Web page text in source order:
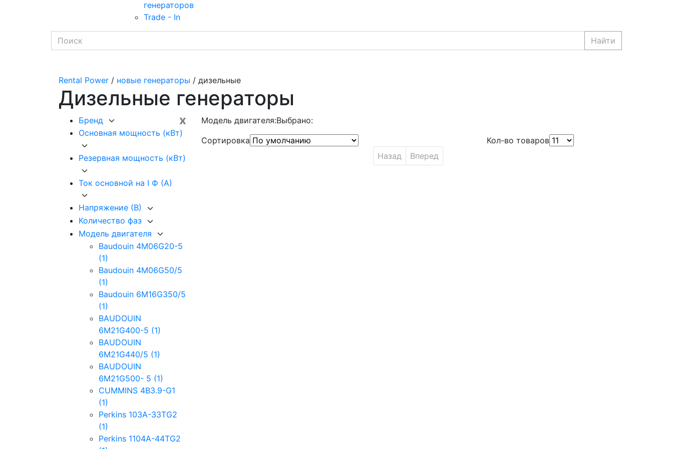
генераторов
Trade - In
Найти
Rental Power / новые генераторы / дизельные
Дизельные генераторы
x
Бренд
Основная мощность (кВт)
Резервная мощность (кВт)
Ток основной на I Ф (А)
Напряжение (В)
Количество фаз
Модель двигателя
Baudouin 4M06G20-5
(1)
Baudouin 4M06G50/5
(1)
Baudouin 6M16G350/5
(1)
BAUDOUIN
6M21G400-5 (1)
BAUDOUIN
6M21G440/5 (1)
BAUDOUIN
6M21G500- 5 (1)
CUMMINS 4B3.9-G1
(1)
Perkins 103A-33TG2
(1)
Perkins 1104A-44TG2
Модель двигателя:Выбрано:
Сортировка
Кол-во товаров
Назад
Вперед